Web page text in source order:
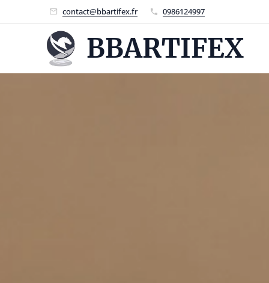
contact@bbartifex.fr 0986124997
BBARTIFEX